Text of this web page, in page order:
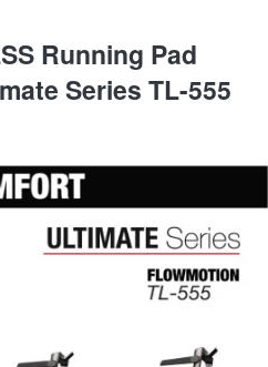
Running Pad
Series TL-555